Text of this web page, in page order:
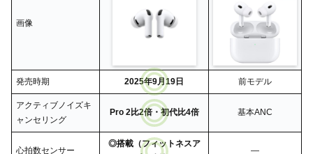
画像
発売時期 2025年9月19日 前モデル
アクティブノイズキ
ャンセリング
Pro 2比2倍・初代比4倍 基本ANC
心拍数センサー
◎搭載（フィットネスア
―